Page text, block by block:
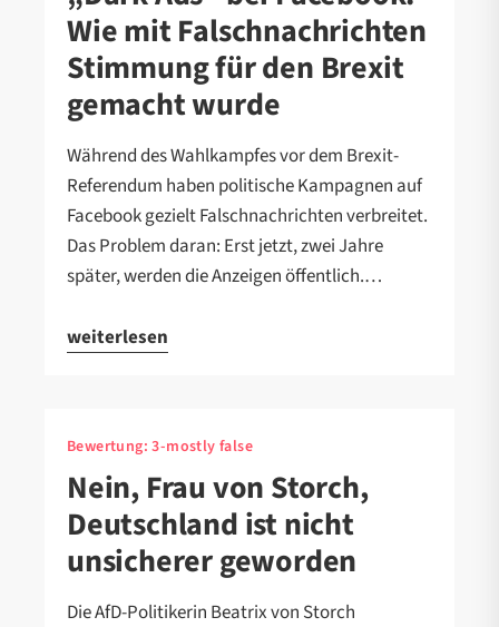
Wie mit Falschnachrichten
Stimmung für den Brexit
gemacht wurde
Während des Wahlkampfes vor dem Brexit-
Referendum haben politische Kampagnen auf
Facebook gezielt Falschnachrichten verbreitet.
Das Problem daran: Erst jetzt, zwei Jahre
später, werden die Anzeigen öffentlich.…
weiterlesen
Bewertung:3-mostly false
Nein, Frau von Storch,
Deutschland ist nicht
unsicherer geworden
Die AfD-Politikerin Beatrix von Storch